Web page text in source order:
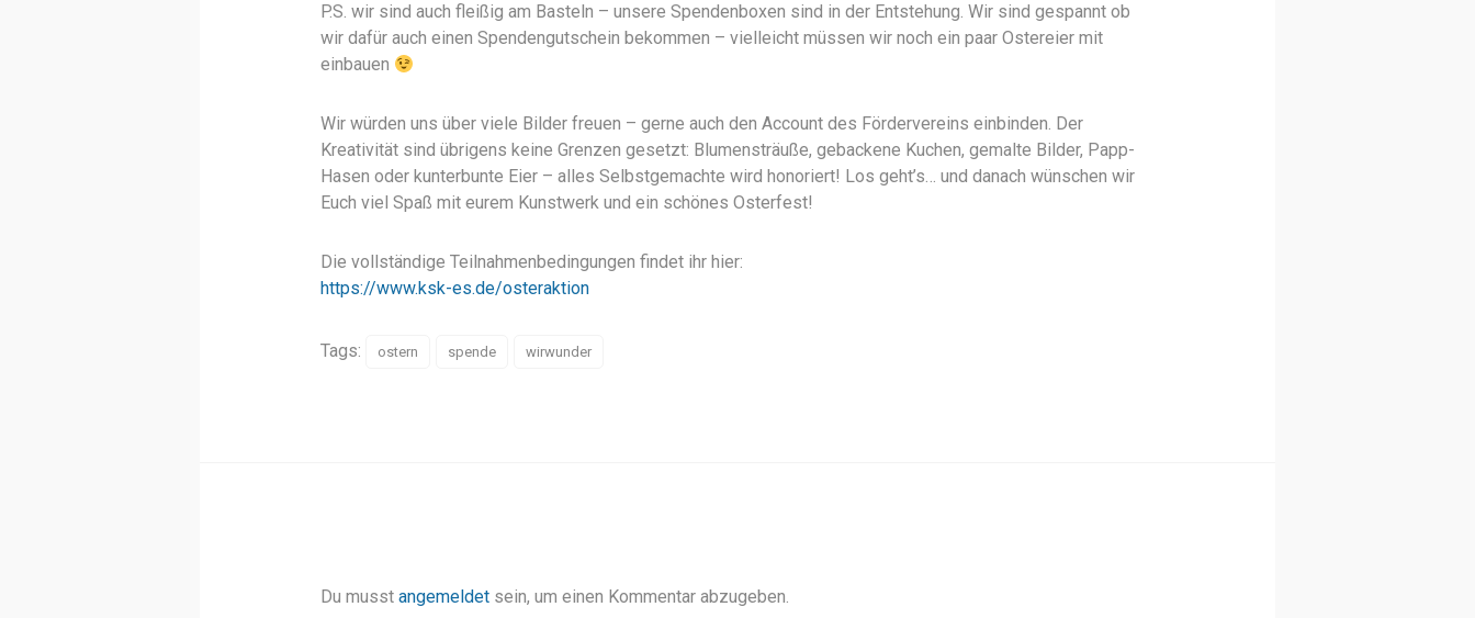
P.S. wir sind auch fleißig am Basteln – unsere Spendenboxen sind in der Entstehung. Wir sind gespannt ob
wir dafür auch einen Spendengutschein bekommen – vielleicht müssen wir noch ein paar Ostereier mit
einbauen
Wir würden uns über viele Bilder freuen – gerne auch den Account des Fördervereins einbinden. Der
Kreativität sind übrigens keine Grenzen gesetzt: Blumensträuße, gebackene Kuchen, gemalte Bilder, Papp-
Hasen oder kunterbunte Eier – alles Selbstgemachte wird honoriert! Los geht’s… und danach wünschen wir
Euch viel Spaß mit eurem Kunstwerk und ein schönes Osterfest!
Die vollständige Teilnahmenbedingungen findet ihr hier:
https://www.ksk-es.de/osteraktion
Tags: ostern spende wirwunder
Du musst angemeldet sein, um einen Kommentar abzugeben.